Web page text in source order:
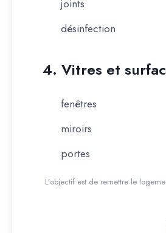
joints
désinfection
4. Vitres et
fenêtres
miroirs
portes
L’objectif est de remettre le